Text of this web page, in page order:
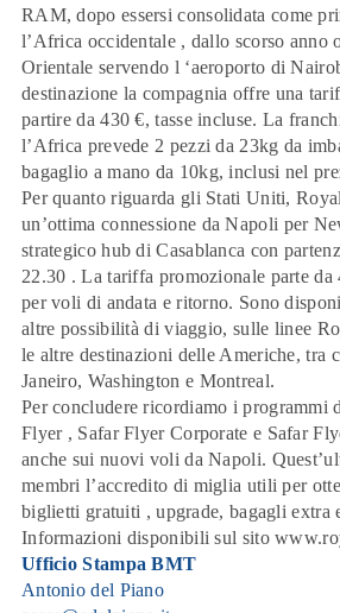
RAM, dopo essersi consolidata come
l’Africa occidentale , dallo scorso anno
Orientale servendo l ‘aeroporto di
destinazione la compagnia offre una
partire da 430 €, tasse incluse. La
l’Africa prevede 2 pezzi da 23kg da
bagaglio a mano da 10kg, inclusi nel
Per quanto riguarda gli Stati Uniti,
un’ottima connessione da Napoli per
strategico hub di Casablanca con
22.30 . La tariffa promozionale parte da
per voli di andata e ritorno. Sono
altre possibilità di viaggio, sulle linee
le altre destinazioni delle Americhe, tra
Janeiro, Washington e Montreal.
Per concludere ricordiamo i programmi
Flyer , Safar Flyer Corporate e Safar
anche sui nuovi voli da Napoli.
membri l’accredito di miglia utili per
biglietti gratuiti , upgrade, bagagli extra
Informazioni disponibili sul sito
Ufficio Stampa BMT
Antonio del Piano